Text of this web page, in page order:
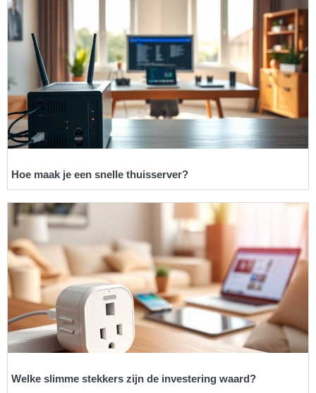
Hoe maak je een snelle thuisserver?
Welke slimme stekkers zijn de investering waard?